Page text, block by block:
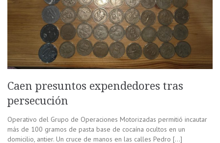
Caen presuntos expendedores tras
persecución
Operativo del Grupo de Operaciones Motorizadas permitió incautar
más de 100 gramos de pasta base de cocaína ocultos en un
domicilio, antier. Un cruce de manos en las calles Pedro […]